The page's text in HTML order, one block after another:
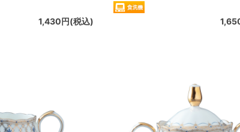
1,430円(税込)